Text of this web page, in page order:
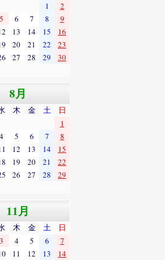
1
2
5 6 7 8
9
13 14 15
16
20 21 22
23
27 28 29
30
8月
木 金 土
日
1
4 5 6 7
8
12 13 14
15
19 20 21
22
26 27 28
29
11月
木 金 土
日
3 4 5 6
7
11 12 13 14